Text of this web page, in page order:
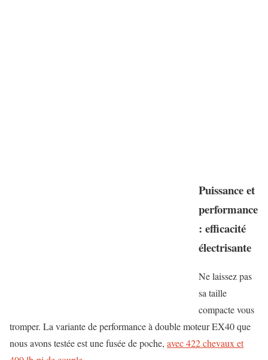
Puissance et
performance
: efficacité
électrisante
Ne laissez pas
sa taille
compacte vous
tromper. La variante de performance à double moteur EX40 que
nous avons testée est une fusée de poche, avec 422 chevaux et